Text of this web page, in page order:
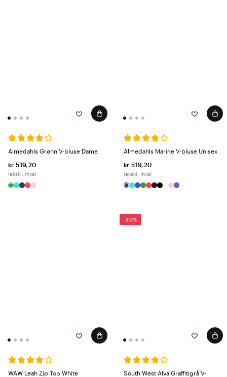
Almedahls Grønn V-bluse Dame
kr 519,20
(ekskl. mva)
Almedahls Marine V-bluse Unisex
kr 519,20
(ekskl. mva)
WAW Leah Zip Top White
-20%
South West Alva Graffitigrå V-